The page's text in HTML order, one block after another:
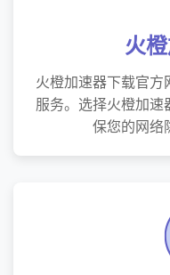
火
火橙加速器下载官方
服务。选择火橙加
保您的网络